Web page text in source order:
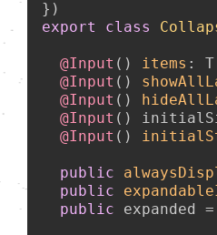
export
class
@Input () items :
@Input ()
@Input ()
@Input ()
@Input ()
public
public
public expanded =